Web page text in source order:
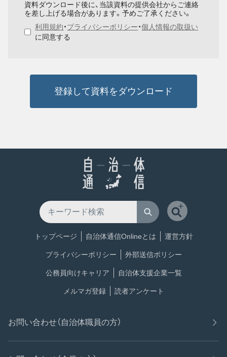
資料ダウンロード後に、当該資料の提供会社からご連絡
を差し上げる場合があります。予めご了承ください。
利用規約・プライバシーポリシー・個人情報の取扱い
に同意する
登録して資料をダウンロード
トップページ 自治体通信Onlineとは 運営方針
プライバシーポリシー 外部送信ポリシー
公務員向けキャリア 自治体支援企業一覧
メルマガ登録 読者アンケート
お問い合わせ（自治体職員の方）